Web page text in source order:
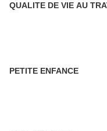
QUALITE DE VIE AU
PETITE ENFANCE